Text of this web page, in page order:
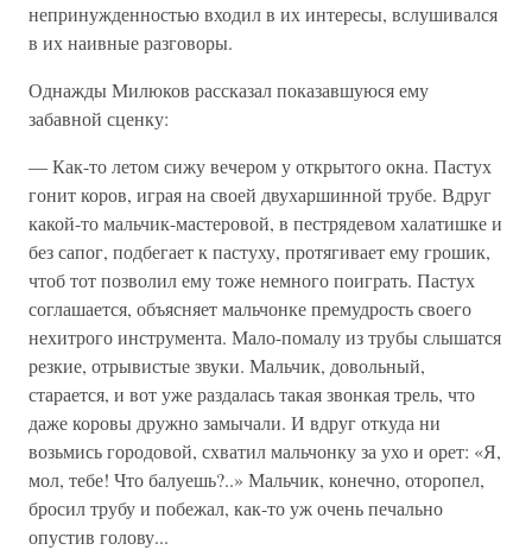
непринужденностью входил в их интересы, вслушивался
в их наивные разговоры.
Однажды Милюков рассказал показавшуюся ему
забавной сценку:
— Как-то летом сижу вечером у открытого окна. Пастух
гонит коров, играя на своей двухаршинной трубе. Вдруг
какой-то мальчик-мастеровой, в пестрядевом халатишке и
без сапог, подбегает к пастуху, протягивает ему грошик,
чтоб тот позволил ему тоже немного поиграть. Пастух
соглашается, объясняет мальчонке премудрость своего
нехитрого инструмента. Мало-помалу из трубы слышатся
резкие, отрывистые звуки. Мальчик, довольный,
старается, и вот уже раздалась такая звонкая трель, что
даже коровы дружно замычали. И вдруг откуда ни
возьмись городовой, схватил мальчонку за ухо и орет: «Я,
мол, тебе! Что балуешь?..» Мальчик, конечно, оторопел,
бросил трубу и побежал, как-то уж очень печально
опустив голову...